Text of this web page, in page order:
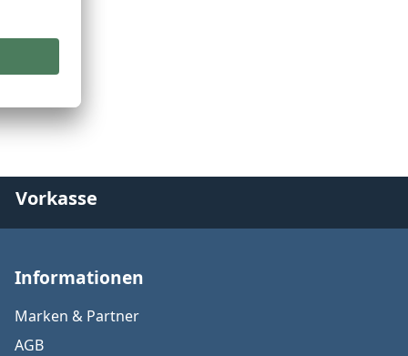
Vorkasse
Informationen
Marken & Partner
AGB